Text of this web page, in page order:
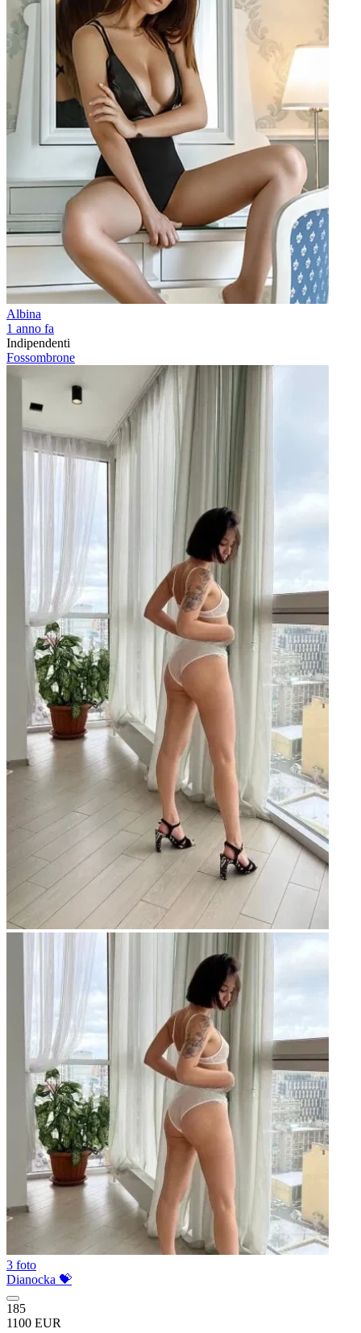
Albina
1 anno fa
Indipendenti
Fossombrone
3 foto
Dianocka 💝
185
1100 EUR